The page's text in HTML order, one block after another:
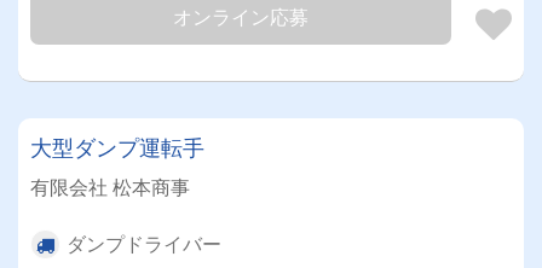
オンライン応募
大型ダンプ運転手
有限会社 松本商事
ダンプドライバー